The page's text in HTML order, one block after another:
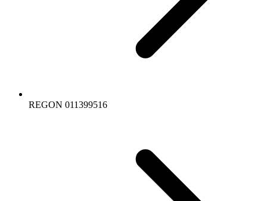
REGON 011399516